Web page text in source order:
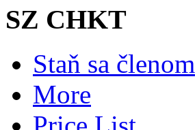
SZ CHKT
Staň sa členom
More